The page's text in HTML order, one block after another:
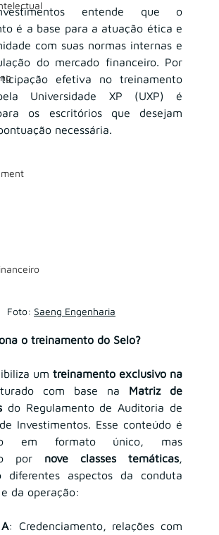
entende que o
é a base para a atuação ética e
com suas normas internas e
do mercado financeiro. Por
efetiva no treinamento
Universidade XP (UXP) é
os escritórios que desejam
necessária.
Foto: Saeng Engenharia
o treinamento do Selo?
um treinamento exclusivo na
com base na Matriz de
do Regulamento de Auditoria de
Investimentos. Esse conteúdo é
em formato único, mas
por nove classes temáticas,
diferentes aspectos da conduta
da operação:
: Credenciamento, relações com